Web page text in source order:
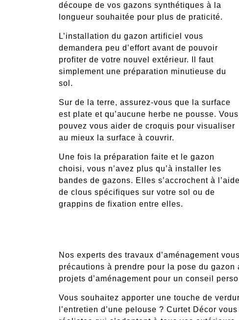
découpe de vos gazons synthétiques à la
longueur souhaitée pour plus de praticité.
L’installation du gazon artificiel vous
demandera peu d’effort avant de pouvoir
profiter de votre nouvel extérieur.
Il faut
simplement une préparation minutieuse du
sol.
Sur de la terre, assurez-vous que
la surface
est plate et qu’aucune herbe ne pousse. Vous
pouvez vous aider de croquis pour visualiser
au mieux la surface à couvrir.
Une fois la préparation faite et le gazon
choisi, vous n’avez plus qu’à installer les
bandes de gazons. Elles s’accrochent à
de clous spécifiques sur votre sol ou de
grappins de fixation entre elles.
Nos experts des travaux d’aménagement
précautions à prendre pour la pose du
projets d’aménagement pour un conseil
Vous souhaitez apporter une touche de
l’entretien d’une pelouse ? Curtet Décor